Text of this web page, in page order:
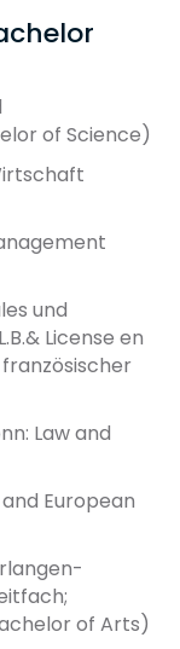
of Science)
und
License en
Law and
European
of Arts)